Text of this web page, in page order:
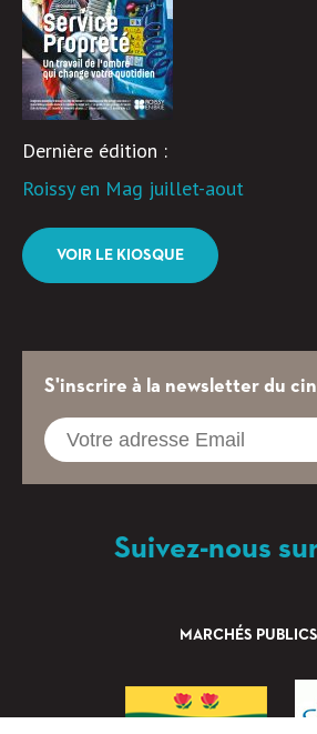
Dernière édition :
Roissy en Mag juillet-aout
VOIR LE KIOSQUE
S'inscrire à la newsletter du
Suivez-nous
MARCHÉS PUBLICS